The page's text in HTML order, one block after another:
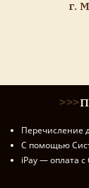
г.
>>>
Перечисление
С помощью
iPay — оплата